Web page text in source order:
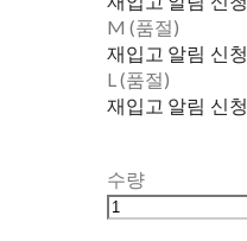
M (품절)
재입고 알림 신청
L (품절)
재입고 알림 신청
수량